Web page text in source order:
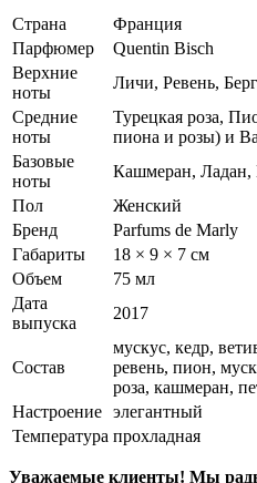
Страна
Франция
Парфюмер
Quentin Bisch
Верхние
ноты
Личи, Ревень,
Средние
ноты
Турецкая роза,
пиона и розы) и
Базовые
ноты
Кашмеран, Ладан,
Пол
Женский
Бренд
Parfums de Marly
Габариты
18 × 9 × 7 см
Объем
75 мл
Дата
выпуска
2017
Состав
мускус, кедр,
ревень, пион,
роза, кашмеран,
Настроение элегантный
Температура прохладная
Уважаемые клиенты! Мы